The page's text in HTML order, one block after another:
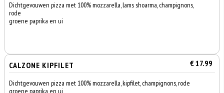
Dichtgevouwen pizza met 100% mozzarella, lams shoarma, champignons,
rode
groene paprika en ui
CALZONE KIPFILET € 17.99
Dichtgevouwen pizza met 100% mozzarella, kipfilet, champignons, rode
groene paprika en ui